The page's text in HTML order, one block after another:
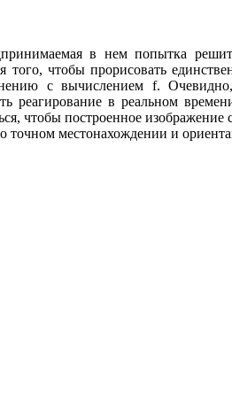
в нем попытка
чтобы прорисовать
с вычислением f.
реагирование в реальном
чтобы построенное
точном местонахождении и